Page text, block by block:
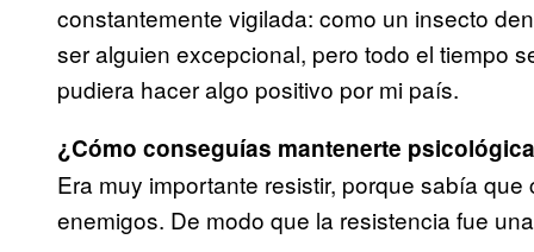
constantemente vigilada: como un insecto
ser alguien excepcional, pero todo el tiempo
pudiera hacer algo positivo por mi país.
¿Cómo conseguías mantenerte
Era muy importante resistir, porque sabía
enemigos. De modo que la resistencia fue